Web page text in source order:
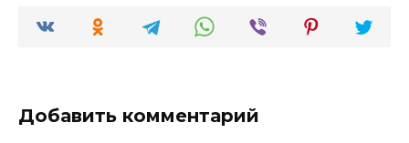
Добавить комментарий